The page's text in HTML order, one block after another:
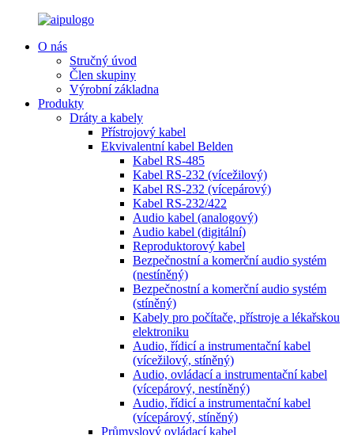
O nás
Stručný úvod
Člen skupiny
Výrobní základna
Produkty
Dráty a kabely
Přístrojový kabel
Ekvivalentní kabel Belden
Kabel RS-485
Kabel RS-232 (vícežilový)
Kabel RS-232 (vícepárový)
Kabel RS-232/422
Audio kabel (analogový)
Audio kabel (digitální)
Reproduktorový kabel
Bezpečnostní a komerční audio systém
(nestíněný)
Bezpečnostní a komerční audio systém
(stíněný)
Kabely pro počítače, přístroje a lékařskou
elektroniku
Audio, řídicí a instrumentační kabel
(vícežilový, stíněný)
Audio, ovládací a instrumentační kabel
(vícepárový, nestíněný)
Audio, řídicí a instrumentační kabel
(vícepárový, stíněný)
Průmyslový ovládací kabel